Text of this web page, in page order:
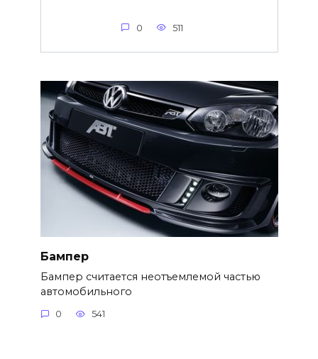
0 511
Бампер
Бампер считается неотъемлемой частью
автомобильного
0 541